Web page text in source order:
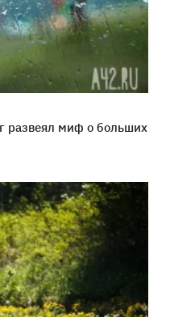
развеял миф о больших